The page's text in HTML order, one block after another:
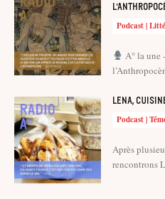
Podcast |
A° la une
Lena,
Podcast |
Après
rencontrons